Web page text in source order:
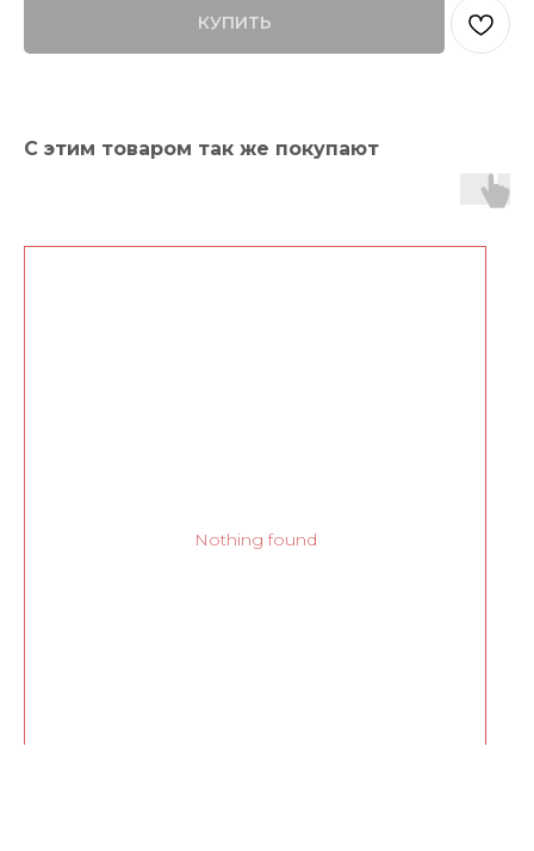
КУПИТЬ
С этим товаром так же покупают
Nothing found